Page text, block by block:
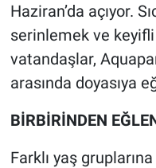
Haziran’da açıyor.
serinlemek ve
vatandaşlar,
arasında doyasıya
BİRBİRİNDEN
Farklı yaş